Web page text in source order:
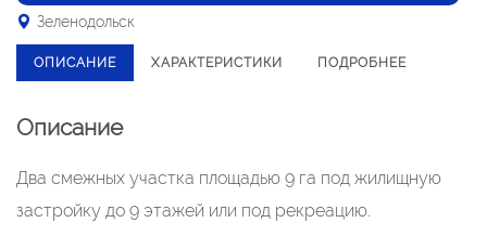
Зеленодольск
ОПИСАНИЕ ХАРАКТЕРИСТИКИ ПОДРОБНЕЕ
Описание
Два смежных участка площадью 9 га под жилищную
застройку до 9 этажей или под рекреацию.